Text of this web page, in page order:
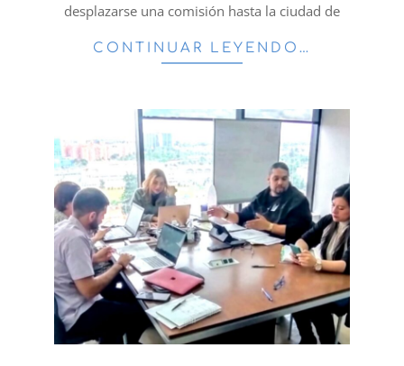
desplazarse una comisión hasta la ciudad de
CONTINUAR LEYENDO…